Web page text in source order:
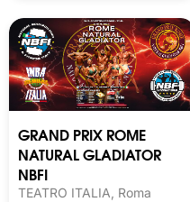
GRAND PRIX ROME
NATURAL GLADIATOR
NBFI
TEATRO ITALIA, Roma